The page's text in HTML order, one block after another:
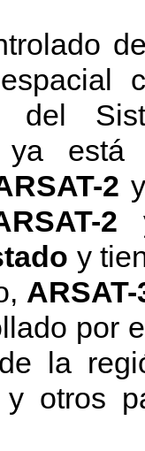
del
ya
2
2
y
ARSAT-
por
la
y otros